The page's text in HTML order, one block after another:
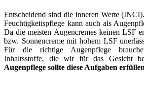
Entscheidend sind die inneren Werte
Feuchtigkeitspflege kann auch als
Da die meisten Augencremes keinen LSF
bzw. Sonnencreme mit hohem LSF
Für die richtige Augenpflege
Inhaltsstoffe, die wir für das Gesicht
Augenpflege sollte diese Aufgaben